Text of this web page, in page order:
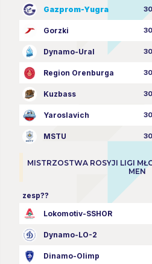
Gazprom-Yugra 30
Gorzki 30
Dynamo-Ural 30
Region Orenburga 30
Kuzbass 30
Yaroslavich 30
MSTU 30
MISTRZOSTWA ROSYJI LIGI
MEN
zesp??
Lokomotiv-SSHOR
Dynamo-LO-2
Dinamo-Olimp